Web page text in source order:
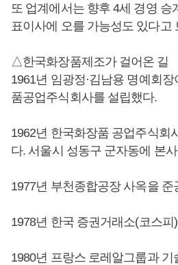
또 업계에서는 향후 4세 경영 승
표이사에 오를 가능성도 있다고
△한국화장품제조가 걸어온 길
1961년 임광정·김남용 명예회
품공업주식회사를 설립했다.
1962년 한국화장품 공업주식회
다. 서울시 성동구 군자동에 본
1977년 부천종합공장 사옥을 준
1978년 한국 증권거래소(코스피
1980년 프랑스 로레알그룹과